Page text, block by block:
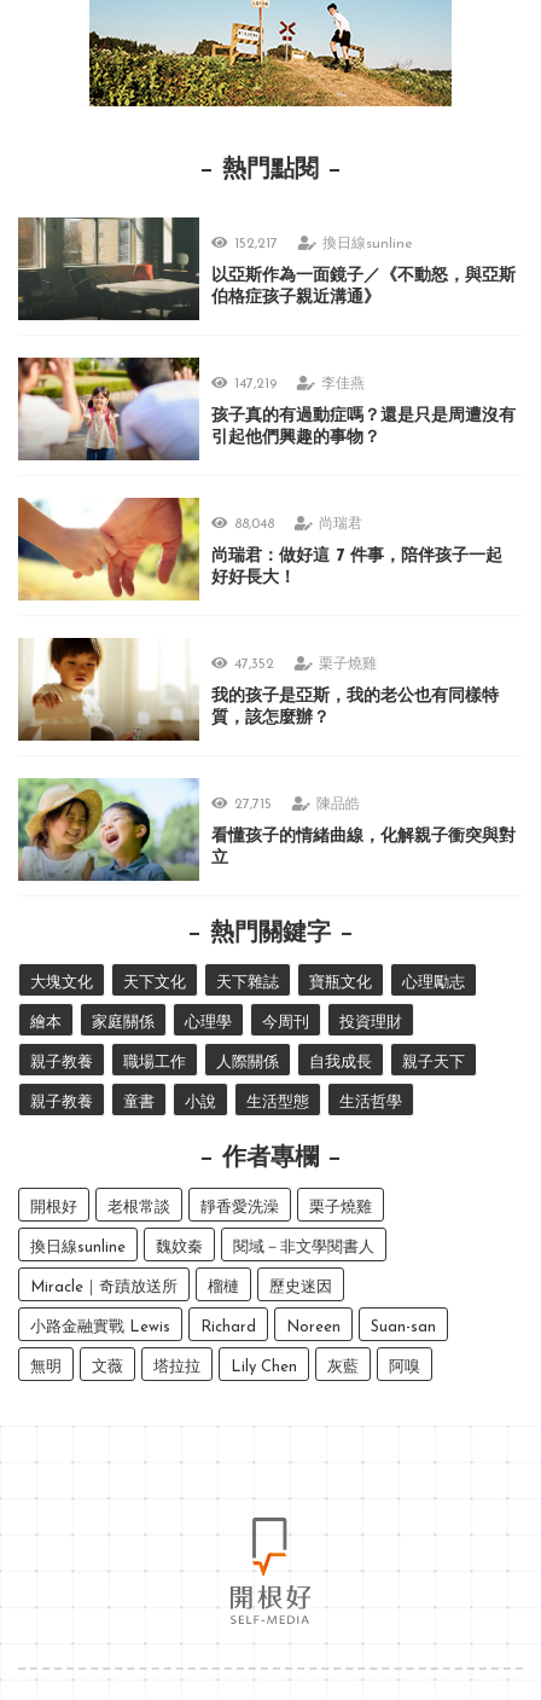
熱門點閱
152,217 換日線sunline
以亞斯作為一面鏡子／《不動怒，與亞斯
伯格症孩子親近溝通》
147,219 李佳燕
孩子真的有過動症嗎？還是只是周遭沒有
引起他們興趣的事物？
88,048 尚瑞君
尚瑞君：做好這 7 件事，陪伴孩子一起
好好長大！
47,352 栗子燒雞
我的孩子是亞斯，我的老公也有同樣特
質，該怎麼辦？
27,715 陳品皓
看懂孩子的情緒曲線，化解親子衝突與對
立
熱門關鍵字
大塊文化 天下文化 天下雜誌 寶瓶文化 心理勵志
繪本 家庭關係 心理學 今周刊 投資理財
親子教養 職場工作 人際關係 自我成長 親子天下
親子教養 童書 小說 生活型態 生活哲學
作者專欄
開根好 老根常談 靜香愛洗澡 栗子燒雞
換日線sunline 魏妏秦 閱域－非文學閱書人
Miracle｜奇蹟放送所 榴槤 歷史迷因
小路金融實戰 Lewis Richard Noreen Suan-san
無明 文薇 塔拉拉 Lily Chen 灰藍 阿嗅